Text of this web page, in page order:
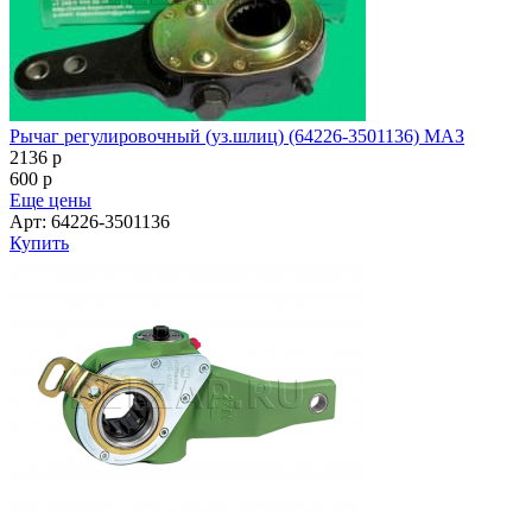
Рычаг регулировочный (уз.шлиц) (64226-3501136) МАЗ
2136 p
600 p
Еще цены
Арт: 64226-3501136
Купить